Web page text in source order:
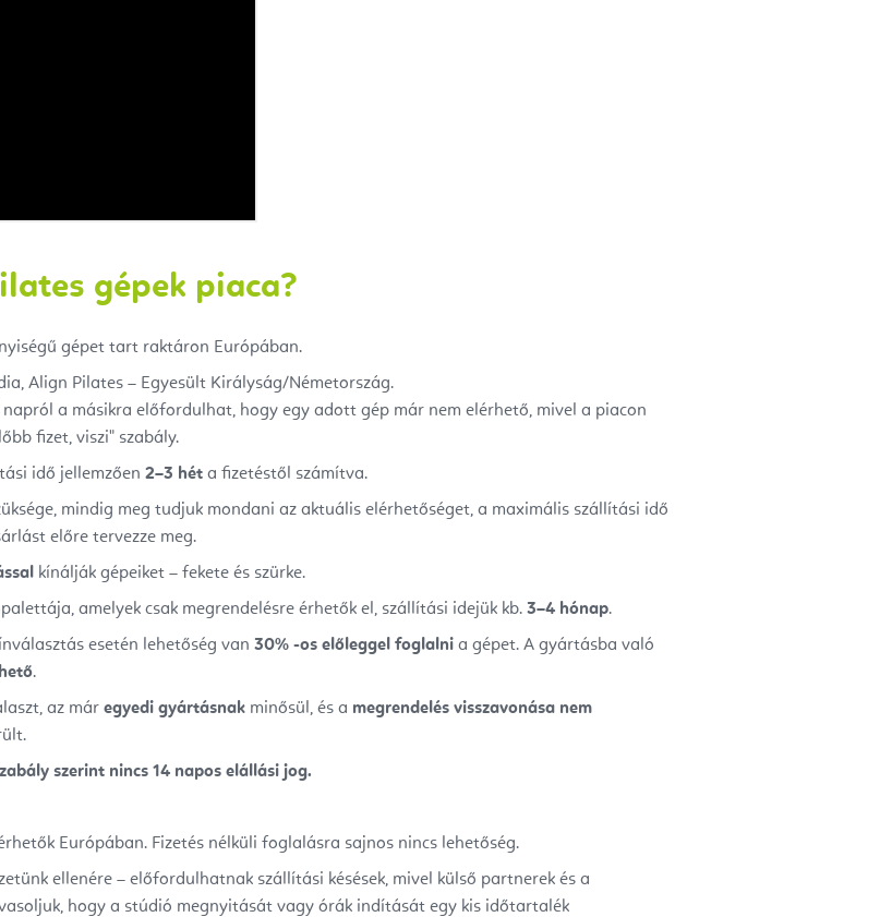
gépek piaca?
gépet tart raktáron Európában.
Align Pilates – Egyesült Királyság/Németország.
napról a másikra előfordulhat, hogy egy adott gép már nem elérhető, mivel a piacon
fizet, viszi" szabály.
idő jellemzően 2–3 hét a fizetéstől számítva.
mindig meg tudjuk mondani az aktuális elérhetőséget, a maximális szállítási idő
előre tervezze meg.
kínálják gépeiket – fekete és szürke.
amelyek csak megrendelésre érhetők el, szállítási idejük kb. 3–4 hónap.
esetén lehetőség van 30% -os előleggel foglalni a gépet. A gyártásba való
.
az már egyedi gyártásnak minősül, és a megrendelés visszavonása nem
szerint nincs 14 napos elállási jog.
Európában. Fizetés nélküli foglalásra sajnos nincs lehetőség.
ellenére – előfordulhatnak szállítási késések, mivel külső partnerek és a
hogy a stúdió megnyitását vagy órák indítását egy kis időtartalék